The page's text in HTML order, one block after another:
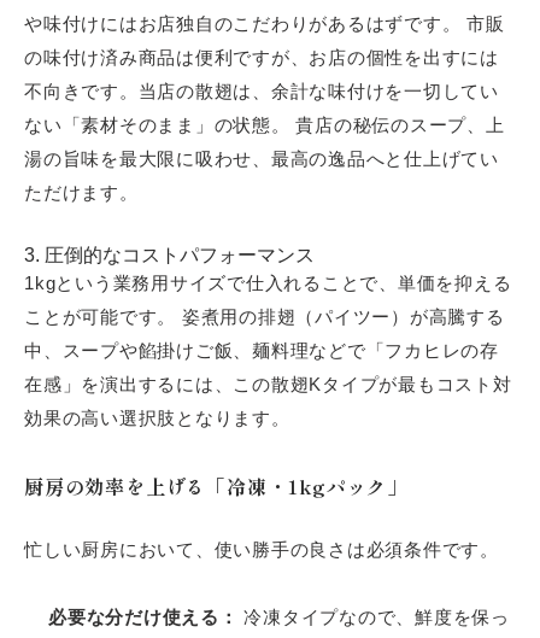
や味付けにはお店独自のこだわりがあるはずです。 市販
の味付け済み商品は便利ですが、お店の個性を出すには
不向きです。当店の散翅は、余計な味付けを一切してい
ない「素材そのまま」の状態。 貴店の秘伝のスープ、上
湯の旨味を最大限に吸わせ、最高の逸品へと仕上げてい
ただけます。
3. 圧倒的なコストパフォーマンス
1kgという業務用サイズで仕入れることで、単価を抑える
ことが可能です。 姿煮用の排翅（パイツー）が高騰する
中、スープや餡掛けご飯、麺料理などで「フカヒレの存
在感」を演出するには、この散翅Kタイプが最もコスト対
効果の高い選択肢となります。
厨房の効率を上げる「冷凍・1kgパック」
忙しい厨房において、使い勝手の良さは必須条件です。
必要な分だけ使える：
冷凍タイプなので、鮮度を保っ